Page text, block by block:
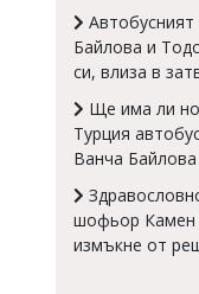
въвеждат
читателите
отговорност
откриете
Байлова и
си, влиза в
Ще има ли
Турция
Ванча
шофьор Камен
измъкне от